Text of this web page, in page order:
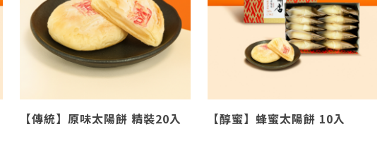
【傳統】原味太陽餅 精裝20入 【醇蜜】蜂蜜太陽餅 10入